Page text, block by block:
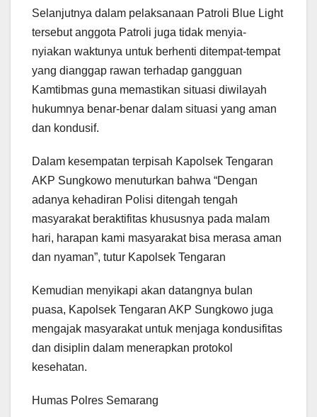
Selanjutnya dalam pelaksanaan Patroli Blue Light
tersebut anggota Patroli juga tidak menyia-
nyiakan waktunya untuk berhenti ditempat-tempat
yang dianggap rawan terhadap gangguan
Kamtibmas guna memastikan situasi diwilayah
hukumnya benar-benar dalam situasi yang aman
dan kondusif.
Dalam kesempatan terpisah Kapolsek Tengaran
AKP Sungkowo menuturkan bahwa “Dengan
adanya kehadiran Polisi ditengah tengah
masyarakat beraktifitas khususnya pada malam
hari, harapan kami masyarakat bisa merasa aman
dan nyaman”, tutur Kapolsek Tengaran
Kemudian menyikapi akan datangnya bulan
puasa, Kapolsek Tengaran AKP Sungkowo juga
mengajak masyarakat untuk menjaga kondusifitas
dan disiplin dalam menerapkan protokol
kesehatan.
Humas Polres Semarang